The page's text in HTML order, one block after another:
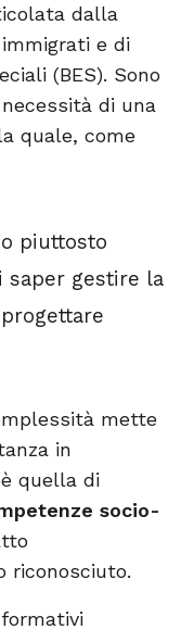
dalla
e di
(BES). Sono
di una
quale, come
piuttosto
saper gestire la
mette
in
quella di
socio-
riconosciuto.